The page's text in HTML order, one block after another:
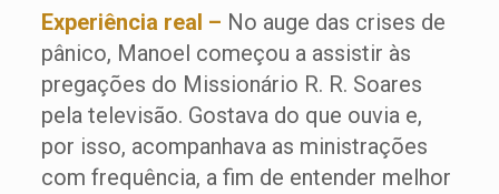
Experiência real – No auge das crises de
pânico, Manoel começou a assistir às
pregações do Missionário R. R. Soares
pela televisão. Gostava do que ouvia e,
por isso, acompanhava as ministrações
com frequência, a fim de entender melhor